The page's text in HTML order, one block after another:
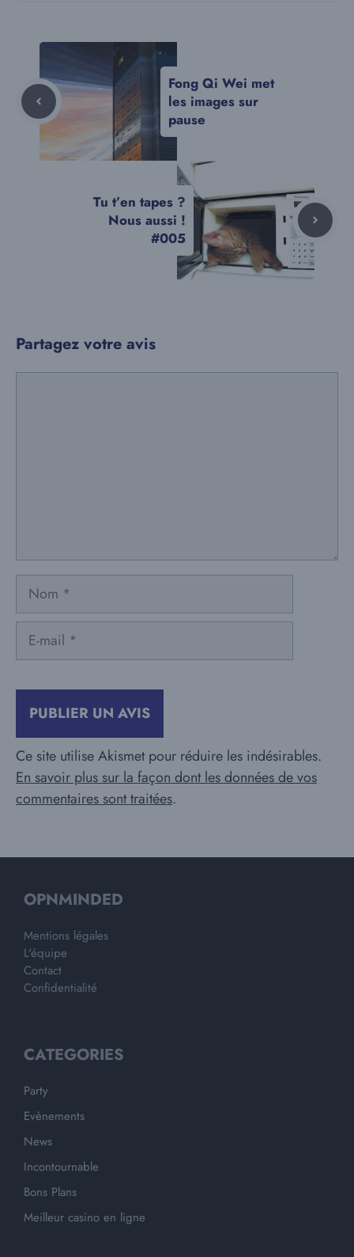
Fong Qi Wei met
les images sur
pause
Tu t’en tapes ?
Nous aussi !
#005
Partagez votre avis
Nom
mail
Ce site utilise Akismet pour réduire les indésirables.
En savoir plus sur la façon dont les données de vos
commentaires sont traitées.
OPNMINDED
Mentions légales
L'équipe
Contact
Confidentialité
CATEGORIES
Party
Evènements
News
Incontournable
Bons Plans
Meilleur casino en ligne